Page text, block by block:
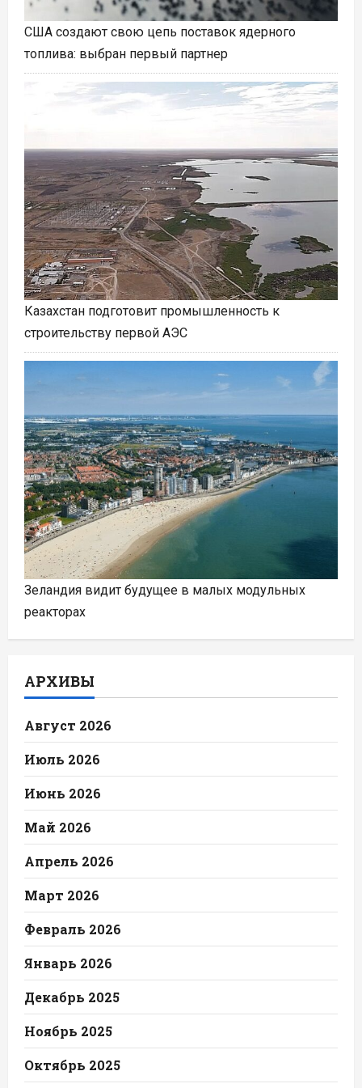
США создают свою цепь поставок ядерного
топлива: выбран первый партнер
Казахстан подготовит промышленность к
строительству первой АЭС
Зеландия видит будущее в малых модульных
реакторах
АРХИВЫ
Август 2026
Июль 2026
Июнь 2026
Май 2026
Апрель 2026
Март 2026
Февраль 2026
Январь 2026
Декабрь 2025
Ноябрь 2025
Октябрь 2025